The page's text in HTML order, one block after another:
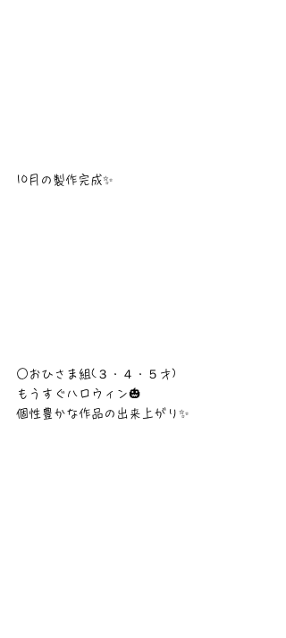
10月の製作完成✨
○おひさま組(３・４・５才)
もうすぐハロウィン🎃
個性豊かな作品の出来上がり✨